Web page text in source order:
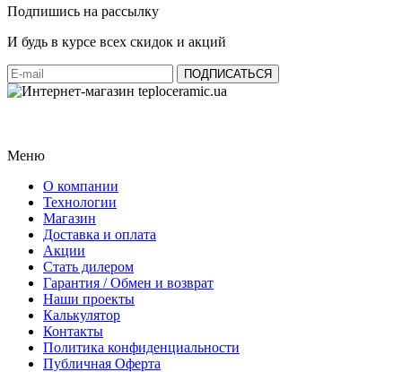
Подпишись на рассылку
И будь в курсе всех скидок и акций
Меню
О компании
Технологии
Магазин
Доставка и оплата
Акции
Стать дилером
Гарантия / Обмен и возврат
Наши проекты
Калькулятор
Контакты
Политика конфиденциальности
Публичная Оферта